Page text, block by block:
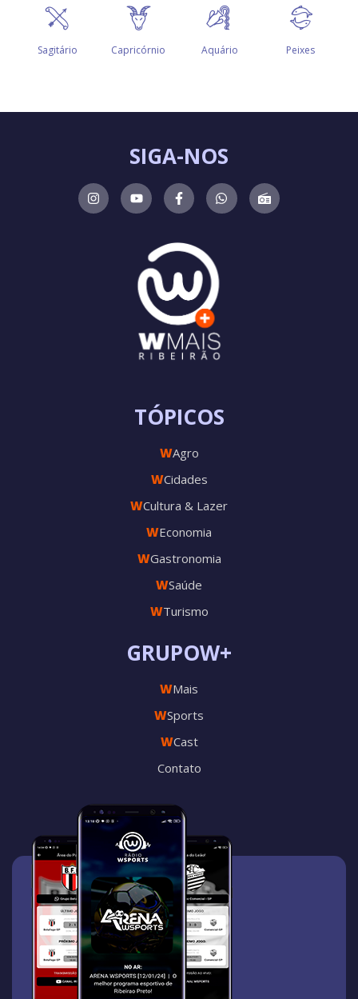
GRUPOW+
WMais
WSports
WCast
Contato
TÓPICOS
WAgro
WCidades
WCultura & Lazer
WEconomia
WGastronomia
WSaúde
WTurismo
SIGA-NOS